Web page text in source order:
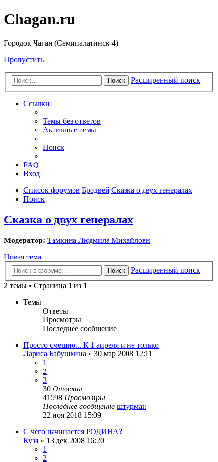
Chagan.ru
Городок Чаган (Семипалатинск-4)
Пропустить
Поиск Расширенный поиск
Ссылки
Темы без ответов
Активные темы
Поиск
FAQ
Вход
Список форумов Бродвей Сказка о двух генералах
Поиск
Сказка о двух генералах
Модератор: Тамкина Людмила Михайловн
Новая тема
Поиск
Расширенный поиск
2 темы • Страница 1 из 1
Темы
Ответы
Просмотры
Последнее сообщение
Просто смешно... К 1 апреля и не только
Лариса Бабушкина » 30 мар 2008 12:11
1
2
3
30 Ответы
41598 Просмотры
Последнее сообщение штурман
22 ноя 2018 15:09
С чего начинается РОДИНА?
Кузя » 13 дек 2008 16:20
1
2